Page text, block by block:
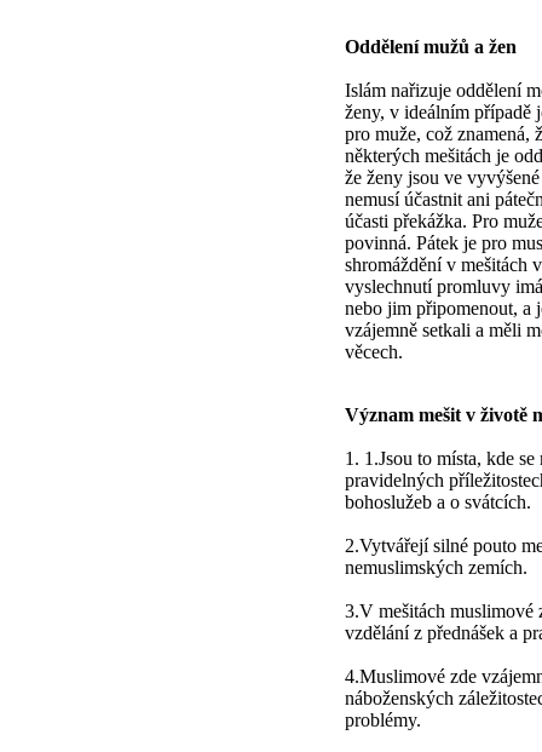
Oddělení mužů a žen
Islám nařizuje oddělení
ženy, v ideálním případě
pro muže, což znamená,
některých mešitách je
že ženy jsou ve
nemusí účastnit ani
účasti překážka. Pro
povinná. Pátek je pro
shromáždění v mešitách
vyslechnutí promluvy
nebo jim připomenout, a
vzájemně setkali a měli
věcech.
Význam mešit v životě
1. 1.Jsou to místa, kde
pravidelných
bohoslužeb a o svátcích.
2.Vytvářejí silné pouto
nemuslimských zemích.
3.V mešitách muslimové
vzdělání z přednášek a
4.Muslimové zde
náboženských
problémy.